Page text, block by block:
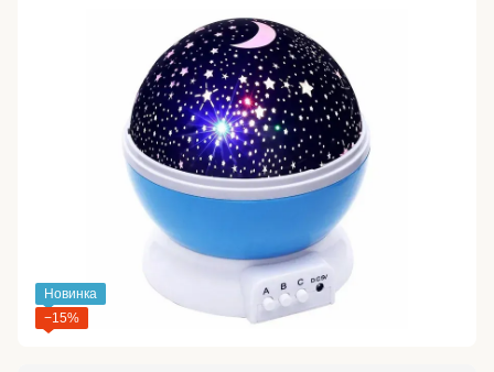
Новинка
−15%